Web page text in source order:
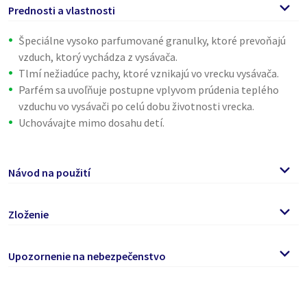
Prednosti a vlastnosti
Špeciálne vysoko parfumované granulky, ktoré prevoňajú
vzduch, ktorý vychádza z vysávača.
Tlmí nežiadúce pachy, ktoré vznikajú vo vrecku vysávača.
Parfém sa uvoľňuje postupne vplyvom prúdenia teplého
vzduchu vo vysávači po celú dobu životnosti vrecka.
Uchovávajte mimo dosahu detí.
Návod na použití
parfumovaných granuliek na koberec a povysávajte.
Zloženie
Linalool, Benzyl benzoate, Citronellol
Upozornenie na nebezpečenstvo